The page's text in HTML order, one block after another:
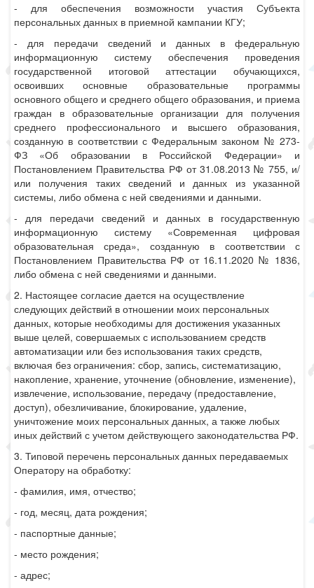
- для обеспечения возможности участия Субъекта
персональных данных в приемной кампании КГУ;
- для передачи сведений и данных в федеральную
информационную систему обеспечения проведения
государственной итоговой аттестации обучающихся,
освоивших основные образовательные программы
основного общего и среднего общего образования, и приема
граждан в образовательные организации для получения
среднего профессионального и высшего образования,
созданную в соответствии с Федеральным законом № 273-
ФЗ «Об образовании в Российской Федерации» и
Постановлением Правительства РФ от 31.08.2013 № 755, и/
или получения таких сведений и данных из указанной
системы, либо обмена с ней сведениями и данными.
- для передачи сведений и данных в государственную
информационную систему «Современная цифровая
образовательная среда», созданную в соответствии с
Постановлением Правительства РФ от 16.11.2020 № 1836,
либо обмена с ней сведениями и данными.
2. Настоящее согласие дается на осуществление
следующих действий в отношении моих персональных
данных, которые необходимы для достижения указанных
выше целей, совершаемых с использованием средств
автоматизации или без использования таких средств,
включая без ограничения: сбор, запись, систематизацию,
накопление, хранение, уточнение (обновление, изменение),
извлечение, использование, передачу (предоставление,
доступ), обезличивание, блокирование, удаление,
уничтожение моих персональных данных, а также любых
иных действий с учетом действующего законодательства РФ.
3. Типовой перечень персональных данных передаваемых
Оператору на обработку:
- фамилия, имя, отчество;
- год, месяц, дата рождения;
- паспортные данные;
- место рождения;
- адрес;